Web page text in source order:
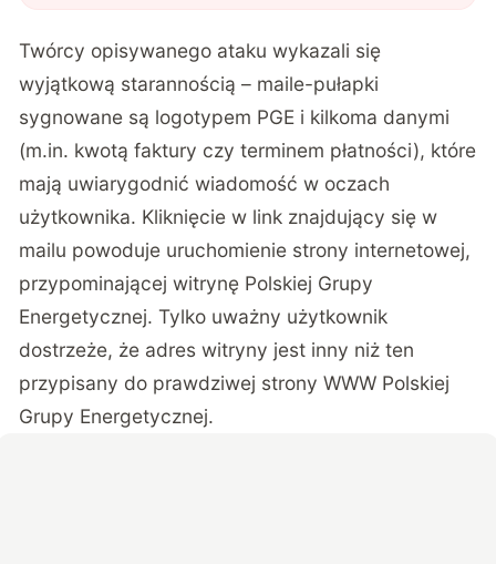
Twórcy opisywanego ataku wykazali się
wyjątkową starannością – maile-pułapki
sygnowane są logotypem PGE i kilkoma danymi
(m.in. kwotą faktury czy terminem płatności), które
mają uwiarygodnić wiadomość w oczach
użytkownika. Kliknięcie w link znajdujący się w
mailu powoduje uruchomienie strony internetowej,
przypominającej witrynę Polskiej Grupy
Energetycznej. Tylko uważny użytkownik
dostrzeże, że adres witryny jest inny niż ten
przypisany do prawdziwej strony WWW Polskiej
Grupy Energetycznej.